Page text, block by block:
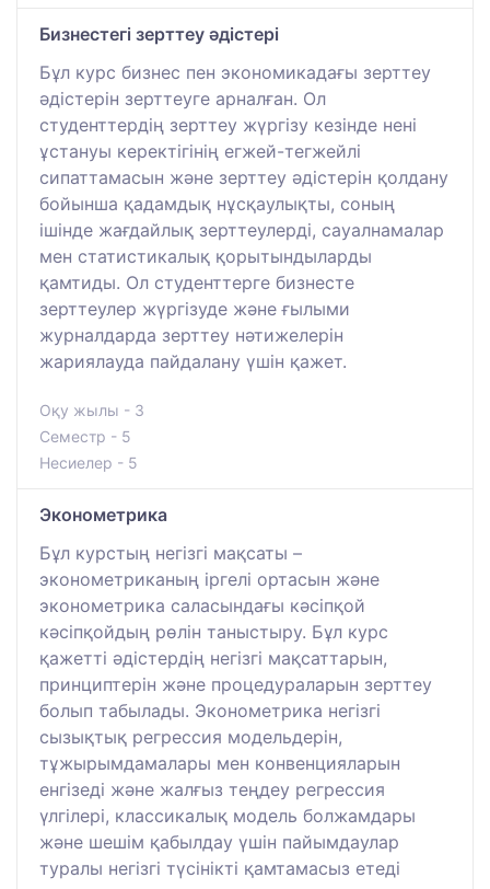
Бизнестегі зерттеу әдістері
Бұл курс бизнес пен экономикадағы зерттеу
әдістерін зерттеуге арналған. Ол
студенттердің зерттеу жүргізу кезінде нені
ұстануы керектігінің егжей-тегжейлі
сипаттамасын және зерттеу әдістерін қолдану
бойынша қадамдық нұсқаулықты, соның
ішінде жағдайлық зерттеулерді, сауалнамалар
мен статистикалық қорытындыларды
қамтиды. Ол студенттерге бизнесте
зерттеулер жүргізуде және ғылыми
журналдарда зерттеу нәтижелерін
жариялауда пайдалану үшін қажет.
Оқу жылы - 3
Семестр - 5
Несиелер - 5
Эконометрика
Бұл курстың негізгі мақсаты –
эконометриканың іргелі ортасын және
эконометрика саласындағы кәсіпқой
кәсіпқойдың рөлін таныстыру. Бұл курс
қажетті әдістердің негізгі мақсаттарын,
принциптерін және процедураларын зерттеу
болып табылады. Эконометрика негізгі
сызықтық регрессия модельдерін,
тұжырымдамалары мен конвенцияларын
енгізеді және жалғыз теңдеу регрессия
үлгілері, классикалық модель болжамдары
және шешім қабылдау үшін пайымдаулар
туралы негізгі түсінікті қамтамасыз етеді